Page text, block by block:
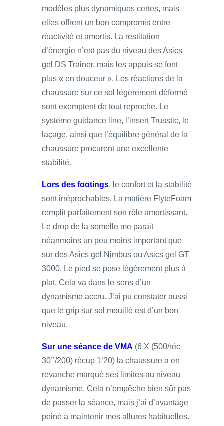
modèles plus dynamiques certes, mais
elles offrent un bon compromis entre
réactivité et amortis. La restitution
d’énergie n’est pas du niveau des Asics
gel DS Trainer, mais les appuis se font
plus « en douceur ». Les réactions de la
chaussure sur ce sol légèrement déformé
sont exemptent de tout reproche. Le
système guidance line, l’insert Trusstic, le
laçage, ainsi que l’équilibre général de la
chaussure procurent une excellente
stabilité.
Lors des footings, le confort et la stabilité
sont irréprochables. La matière FlyteFoam
remplit parfaitement son rôle amortissant.
Le drop de la semelle me parait
néanmoins un peu moins important que
sur des Asics gel Nimbus ou Asics gel GT
3000. Le pied se pose légèrement plus à
plat. Cela va dans le sens d’un
dynamisme accru. J’ai pu constater aussi
que le grip sur sol mouillé est d’un bon
niveau.
Sur une séance de VMA (6 X (500/réc
30’’/200) récup 1’20) la chaussure a en
revanche marqué ses limites au niveau
dynamisme. Cela n’empêche bien sûr pas
de passer la séance, mais j’ai d’avantage
peiné à maintenir mes allures habituelles.